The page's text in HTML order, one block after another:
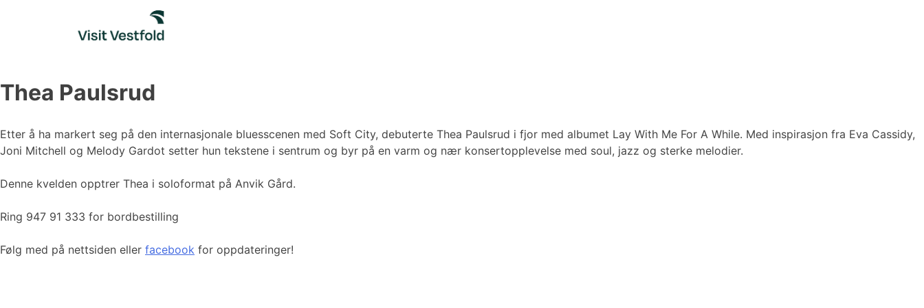
Thea Paulsrud
Etter å ha markert seg på den internasjonale bluesscenen med Soft City, debuterte Thea Paulsrud i fjor med albumet Lay With Me For A While. Med inspirasjon fra Eva Cassidy,
Joni Mitchell og Melody Gardot setter hun tekstene i sentrum og byr på en varm og nær konsertopplevelse med soul, jazz og sterke melodier.
Denne kvelden opptrer Thea i soloformat på Anvik Gård.
Ring 947 91 333 for bordbestilling
Følg med på nettsiden eller facebook for oppdateringer!